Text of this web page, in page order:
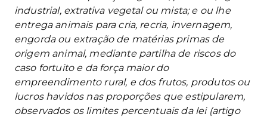
industrial, extrativa vegetal ou mista; e ou lhe
entrega animais para cria, recria, invernagem,
engorda ou extração de matérias primas de
origem animal, mediante partilha de riscos do
caso fortuito e da força maior do
empreendimento rural, e dos frutos, produtos ou
lucros havidos nas proporções que estipularem,
observados os limites percentuais da lei (artigo